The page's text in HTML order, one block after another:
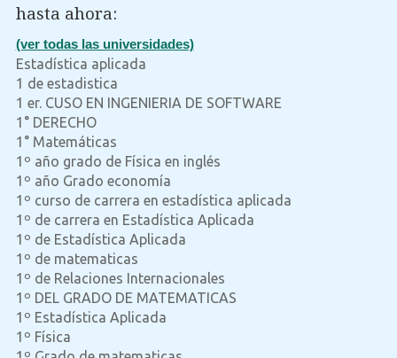
hasta ahora:
(ver todas las universidades)
Estadística aplicada
1 de estadistica
1 er. CUSO EN INGENIERIA DE SOFTWARE
1° DERECHO
1° Matemáticas
1º año grado de Física en inglés
1º año Grado economía
1º curso de carrera en estadística aplicada
1º de carrera en Estadística Aplicada
1º de Estadística Aplicada
1º de matematicas
1º de Relaciones Internacionales
1º DEL GRADO DE MATEMATICAS
1º Estadística Aplicada
1º Física